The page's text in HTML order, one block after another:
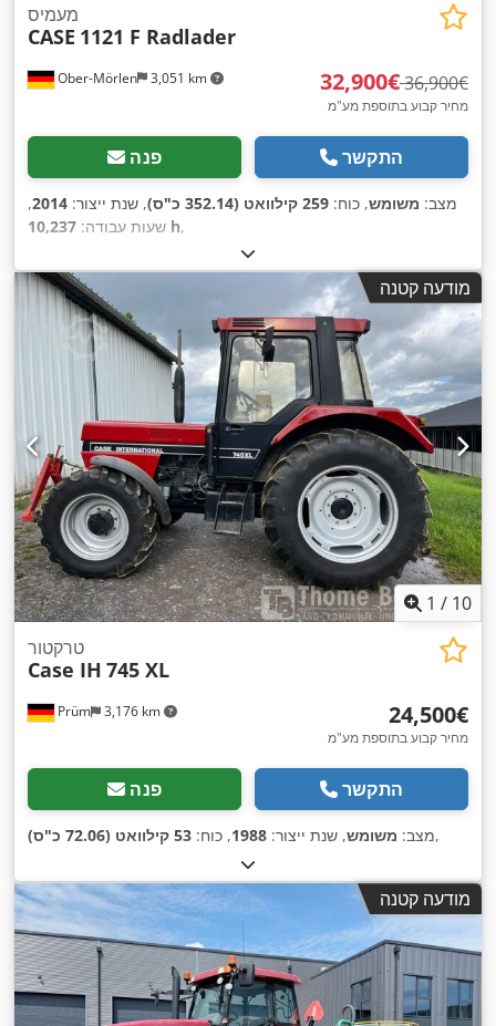
Ober-Mörlen 3,051 km
מעמיס
CASE 1121 F Radlader
‏32,900 ‏€ ‏36,900 ‏€
מחיר קבוע בתוספת מע"מ
פנה התקשר
מצב: משומש, כוח: 259 קילוואט (352.14 כ"ס) , שנת ייצור: 2014
,
שעות עבודה: 10,237 h,
מודעה קטנה
1 / 10
Prüm 3,176 km
טרקטור
Case IH 745 XL
‏24,500 ‏€
מחיר קבוע בתוספת מע"מ
פנה התקשר
מצב: משומש, שנת ייצור: 1988, כוח: 53 קילוואט (72.06 כ"ס) ,
מודעה קטנה